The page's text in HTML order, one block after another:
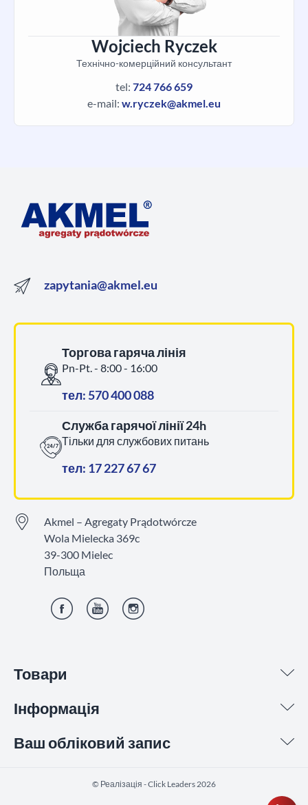
Wojciech Ryczek
Технічно-комерційний консультант
tel: 724 766 659
e-mail: w.ryczek@akmel.eu
Товари
Інформація
Ваш обліковий запис
zapytania@akmel.eu
Торгова гаряча лінія
Pn-Pt. - 8:00 - 16:00
тел: 570 400 088
Служба гарячої лінії 24h
Тільки для службових питань
тел: 17 227 67 67
Akmel – Agregaty Prądotwórcze
Wola Mielecka 369c
39-300 Mielec
Польща
©️ Реалізація - Click Leaders 2026